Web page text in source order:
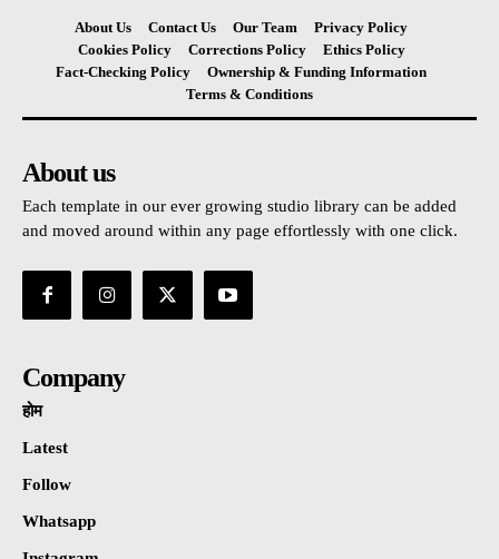
About Us Contact Us Our Team
Privacy Policy
Cookies Policy
Corrections Policy
Ethics Policy
Fact-Checking Policy
Ownership & Funding Information
Terms & Conditions
About us
Each template in our ever growing studio library can be added
and moved around within any page effortlessly with one click.
Company
होम
Latest
Follow
Whatsapp